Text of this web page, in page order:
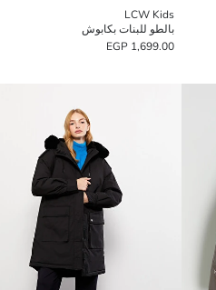
LCW Kids
بالطو للبنات بكابوش
1,699.00 EGP